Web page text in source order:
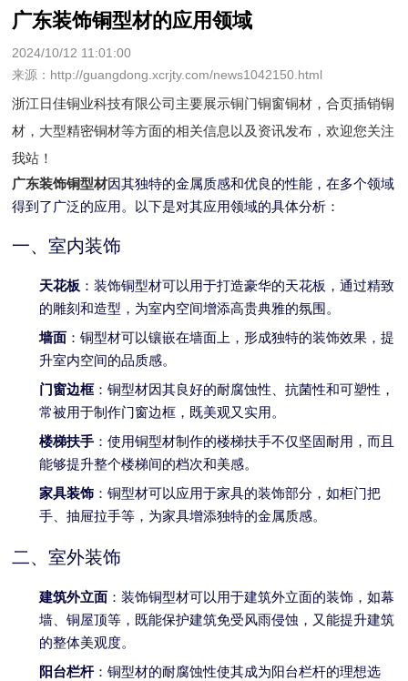
广东装饰铜型材的应用领域
2024/10/12 11:01:00
来源：http://guangdong.xcrjty.com/news1042150.html
浙江日佳铜业科技有限公司主要展示铜门铜窗铜材 ，合页插销铜
材，大型精密铜材等方面的相关信息以及资讯发布，欢迎您关注
我站！
广东装饰铜型材因其独特的金属质感和优良的性能，在多个领域
得到了广泛的应用。以下是对其应用领域的具体分析：
一、室内装饰
天花板 ：装饰铜型材可以用于打造豪华的天花板，通过精致
的雕刻和造型，为室内空间增添高贵典雅的氛围。
墙面 ：铜型材可以镶嵌在墙面上，形成独特的装饰效果，提
升室内空间的品质感。
门窗边框：铜型材因其良好的耐腐蚀性、抗菌性和可塑性，
常被用于制作门窗边框，既美观又实用。
楼梯扶手 ：使用铜型材制作的楼梯扶手不仅坚固耐用，而且
能够提升整个楼梯间的档次和美感。
家具装饰 ：铜型材可以应用于家具的装饰部分，如柜门把
手、抽屉拉手等，为家具增添独特的金属质感。
二、室外装饰
建筑外立面 ：装饰铜型材可以用于建筑外立面的装饰，如幕
墙、铜屋顶等，既能保护建筑免受风雨侵蚀，又能提升建筑
的整体美观度。
阳台栏杆：铜型材的耐腐蚀性使其成为阳台栏杆的理想选